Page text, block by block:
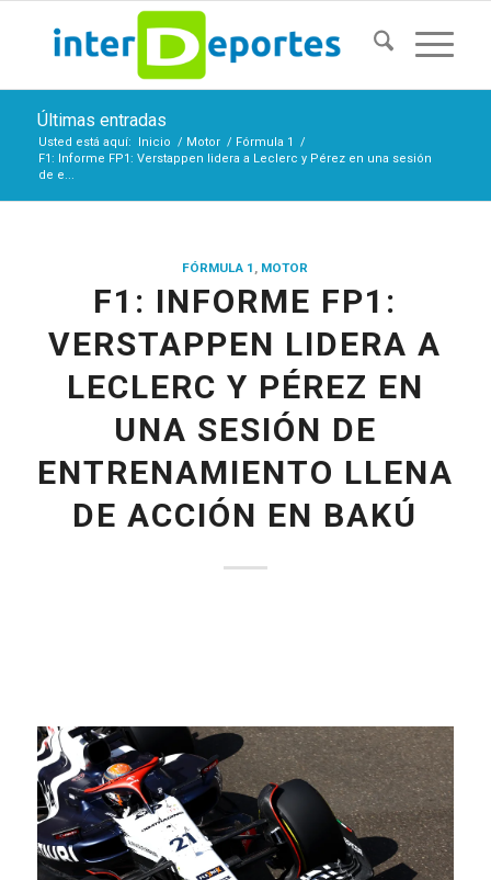
Últimas entradas
Usted está aquí: Inicio / Motor / Fórmula 1
/
F1: Informe FP1: Verstappen lidera a Leclerc y Pérez en una sesión
de e...
FÓRMULA 1 , MOTOR
F1: INFORME FP1:
VERSTAPPEN LIDERA A
LECLERC Y PÉREZ EN
UNA SESIÓN DE
ENTRENAMIENTO LLENA
DE ACCIÓN EN BAKÚ